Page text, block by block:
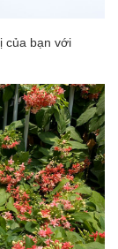
của bạn với